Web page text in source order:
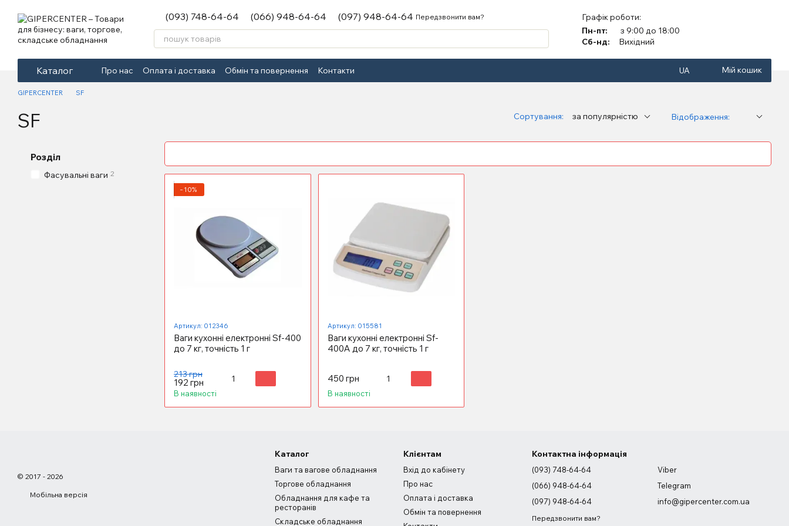
(093) 748-64-64 (066) 948-64-64 (097) 948-64-64 Передзвонити вам?
Графік роботи:
Пн-пт:
з 9:00 до 18:00
Сб-нд:
Вихідний
Каталог Про нас Оплата і доставка Обмін та повернення Контакти UA Мій кошик
GIPERCENTER SF
SF Сортування: за популярністю Відображення:
−10%
Артикул: 012346
Ваги кухонні електронні Sf-400
до 7 кг, точність 1 г
213 грн
192 грн
В наявності
Артикул: 015581
Ваги кухонні електронні Sf-
400А до 7 кг, точність 1 г
450 грн
В наявності
Розділ
Фасувальні ваги 2
© 2017 - 2026
Мобільна версія
Каталог
Ваги та вагове обладнання
Торгове обладнання
Обладнання для кафе та
ресторанів
Складське обладнання
Клієнтам
Вхід до кабінету
Про нас
Оплата і доставка
Обмін та повернення
Контактна інформація
(093) 748-64-64
(066) 948-64-64
(097) 948-64-64
Передзвонити вам?
Viber
Telegram
info@gipercenter.com.ua